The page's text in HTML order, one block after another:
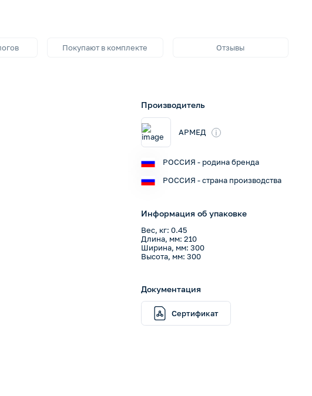
Покупают в комплекте Отзывы
Производитель
АРМЕД i
РОССИЯ - родина бренда
РОССИЯ - страна производства
Информация об упаковке
Вес, кг: 0.45
Длина, мм: 210
Ширина, мм: 300
Высота, мм: 300
Документация
Сертификат